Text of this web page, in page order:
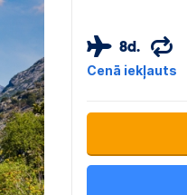
8d.
Cenā iekļauts